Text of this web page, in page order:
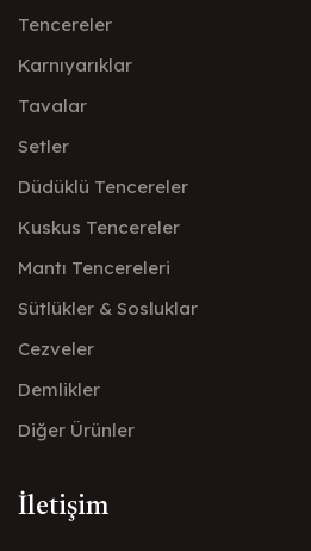
Tencereler
Karnıyarıklar
Tavalar
Setler
Düdüklü Tencereler
Kuskus Tencereler
Mantı Tencereleri
Sütlükler & Sosluklar
Cezveler
Demlikler
Diğer Ürünler
İletişim